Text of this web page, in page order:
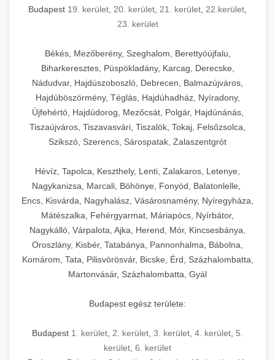
Budapest 19. kerület 20. kerület 21. kerület 22.kerület
23. kerület
Békés, Mezőberény, Szeghalom, Berettyóújfalu,
Biharkeresztes, Püspökladány, Karcag, Derecske,
Nádudvar, Hajdúszoboszló, Debrecen, Balmazújváros,
Hajdúböszörmény, Téglás, Hajdúhadház, Nyíradony,
Újfehértó, Hajdúdorog, Mezőcsát, Polgár, Hajdúnánás,
Tiszaújváros, Tiszavasvári, Tiszalök, Tokaj, Felsőzsolca,
Szikszó, Szerencs, Sárospatak, Zalaszentgrót
Hévíz, Tapolca, Keszthely, Lenti, Zalakaros, Letenye,
Nagykanizsa, Marcali, Böhönye, Fonyód, Balatonlelle,
Encs, Kisvárda, Nagyhalász, Vásárosnamény, Nyíregyháza,
Mátészalka, Fehérgyarmat, Máriapócs, Nyírbátor,
Nagykálló, Várpalota, Ajka, Herend, Mór, Kincsesbánya,
Oroszlány, Kisbér, Tatabánya, Pannonhalma, Bábolna,
Komárom, Tata, Pilisvörösvár, Bicske, Érd, Százhalombatta,
Martonvásár, Százhalombatta, Gyál
Budapest egész területe:
Budapest 1. kerület 2. kerület 3. kerület 4. kerület 5.
kerület 6. kerület